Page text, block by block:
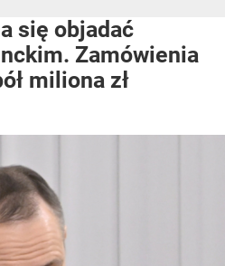
się objadać
Zamówienia
miliona zł